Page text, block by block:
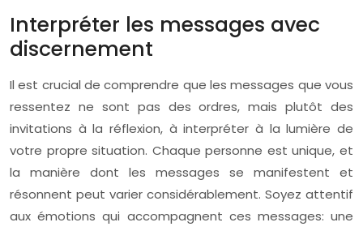
Interpréter les messages avec
discernement
Il est crucial de comprendre que les messages que vous
ressentez ne sont pas des ordres, mais plutôt des
invitations à la réflexion, à interpréter à la lumière de
votre propre situation. Chaque personne est unique, et
la manière dont les messages se manifestent et
résonnent peut varier considérablement. Soyez attentif
aux émotions qui accompagnent ces messages: une